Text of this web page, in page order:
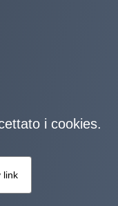
i cookies.
link